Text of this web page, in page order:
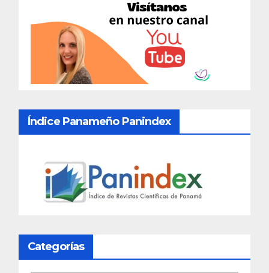
Índice Panameño Panindex
Categorías